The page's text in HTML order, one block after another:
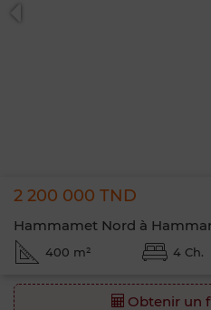
2 200 000 TND
Hammamet Nord à
400 m² 4 Ch.
Obtenir un